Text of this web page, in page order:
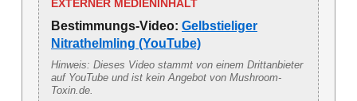
EXTERNER MEDIENINHALT
Bestimmungs-Video: Gelbstieliger
Nitrathelmling (YouTube)
Hinweis: Dieses Video stammt von einem Drittanbieter
auf YouTube und ist kein Angebot von Mushroom-
Toxin.de.